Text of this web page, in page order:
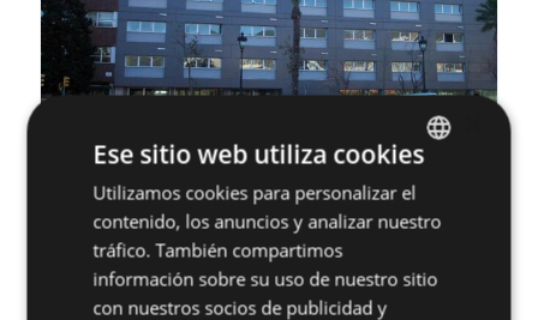
SPANISH
ENGLISH
Ese sitio web utiliza cookies
Utilizamos cookies para personalizar el
contenido, los anuncios y analizar nuestro
tráfico. También compartimos
información sobre su uso de nuestro sitio
con nuestros socios de publicidad y